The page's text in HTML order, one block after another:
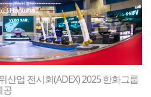
업 전시회(ADEX) 2025 한화그룹
공